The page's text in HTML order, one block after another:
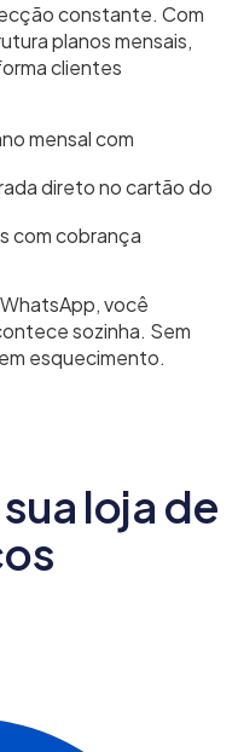
constante. Com
planos mensais,
clientes
mensal com
direto no cartão do
com cobrança
você
sozinha. Sem
esquecimento.
loja de